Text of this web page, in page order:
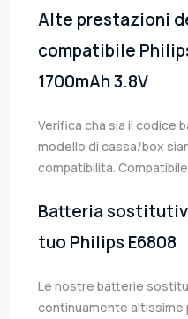
Alte prestazioni
compatibile
1700mAh 3.8V
Verifica cha sia il codice
modello di cassa/box
compatibilità.
Batteria
tuo Philips E6808
Le nostre batterie
continuamente altissime